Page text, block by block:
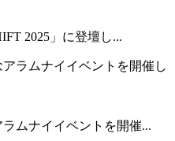
2025」に登壇し...
ラムナイイベントを開催...